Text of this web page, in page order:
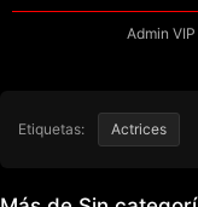
Admin VIP
Etiquetas: Actrices